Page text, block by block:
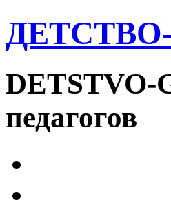
DETSTVO-
педагогов